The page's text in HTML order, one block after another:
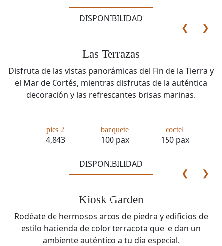
Bodas
DISPONIBILIDAD
❮ ❯
Las Terrazas
Disfruta de las vistas panorámicas del Fin de la Tierra y
el Mar de Cortés, mientras disfrutas de la auténtica
decoración y las refrescantes brisas marinas.
pies 2
4,843
banquete
100 pax
coctel
150 pax
DISPONIBILIDAD
❮ ❯
Kiosk Garden
Rodéate de hermosos arcos de piedra y edificios de
estilo hacienda de color terracota que le dan un
ambiente auténtico a tu día especial.